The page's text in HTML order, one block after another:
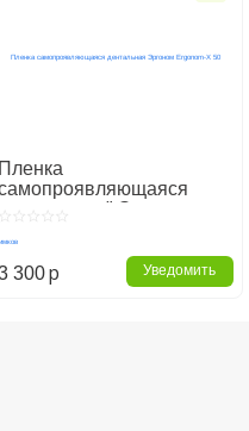
Пленка
дентальная " Эргоном
300p Уведомить